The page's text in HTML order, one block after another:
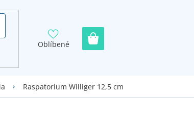
Oblíbené
Raspatorium Williger 12,5 cm